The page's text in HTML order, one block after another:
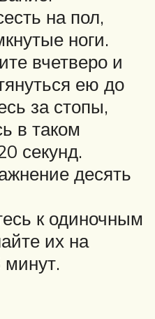
на пол,
ноги.
вчетверо и
ею до
за стопы,
в таком
секунд.
десять
к одиночным
их на